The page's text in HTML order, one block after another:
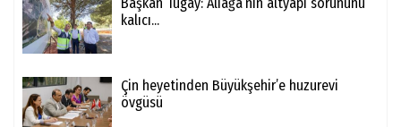
kalıcı...
Çin heyetinden Büyükşehir’e huzurevi
övgüsü